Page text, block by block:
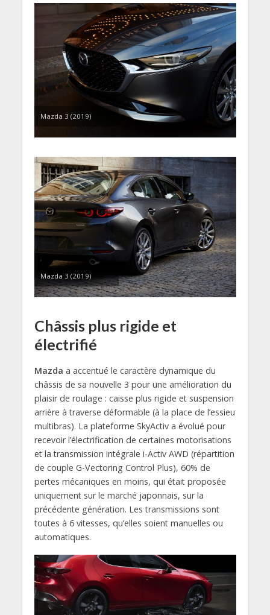
Mazda 3 (2019)
Mazda 3 (2019)
Châssis plus rigide et
électrifié
Mazda a accentué le caractère dynamique du
châssis de sa nouvelle 3 pour une amélioration du
plaisir de roulage : caisse plus rigide et suspension
arrière à traverse déformable (à la place de l’essieu
multibras). La plateforme SkyActiv a évolué pour
recevoir l’électrification de certaines motorisations
et la transmission intégrale i-Activ AWD (répartition
de couple G-Vectoring Control Plus), 60% de
pertes mécaniques en moins, qui était proposée
uniquement sur le marché japonnais, sur la
précédente génération. Les transmissions sont
toutes à 6 vitesses, qu’elles soient manuelles ou
automatiques.